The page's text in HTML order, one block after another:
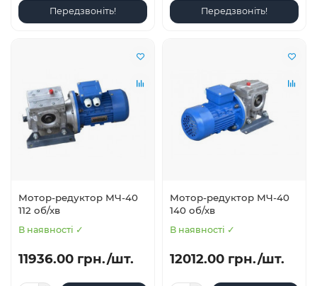
Передзвоніть! Передзвоніть!
Мотор-редуктор МЧ-40
112 об/хв
В наявності ✓
11936.00 грн./шт.
Мотор-редуктор МЧ-40
140 об/хв
В наявності ✓
12012.00 грн./шт.